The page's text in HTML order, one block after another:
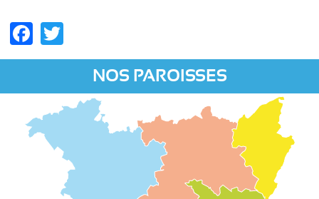
Facebook
NOS PAROISSES